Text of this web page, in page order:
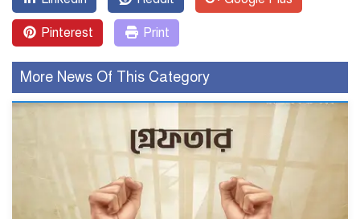
Pinterest Print
More News Of This Category